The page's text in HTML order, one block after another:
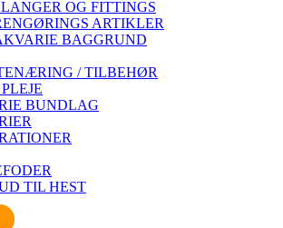
OG FITTINGS
ARTIKLER
BAGGRUND
/ TILBEHØR
BUNDLAG
TIL HEST